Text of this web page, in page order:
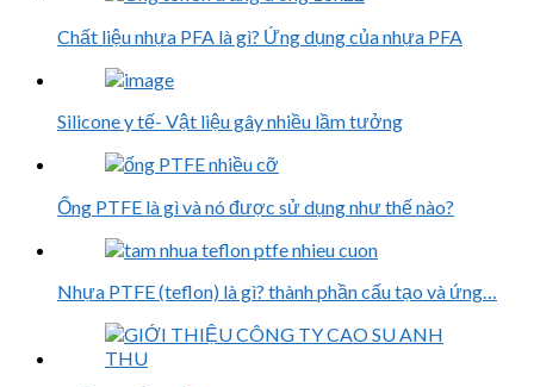
Chất liệu nhựa PFA là gì? Ứng dụng của nhựa PFA
Silicone y tế- Vật liệu gây nhiều lầm tưởng
Ống PTFE là gì và nó được sử dụng như thế nào?
Nhựa PTFE (teflon) là gì? thành phần cấu tạo và ứng…